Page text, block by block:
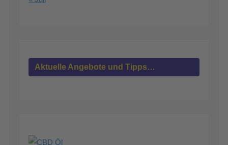
Aktuelle Angebote und Tipps…